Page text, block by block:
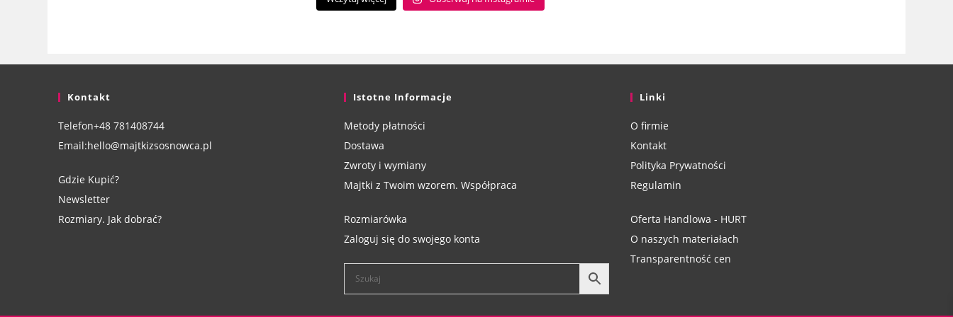
Kontakt
Telefon+48 781408744
Email:hello@majtkizsosnowca.pl
Gdzie Kupić?
Newsletter
Rozmiary. Jak dobrać?
Istotne Informacje
Metody płatności
Dostawa
Zwroty i wymiany
Majtki z Twoim wzorem. Współpraca
Rozmiarówka
Zaloguj się do swojego konta
Linki
O firmie
Kontakt
Polityka Prywatności
Regulamin
Oferta Handlowa - HURT
O naszych materiałach
Transparentność cen